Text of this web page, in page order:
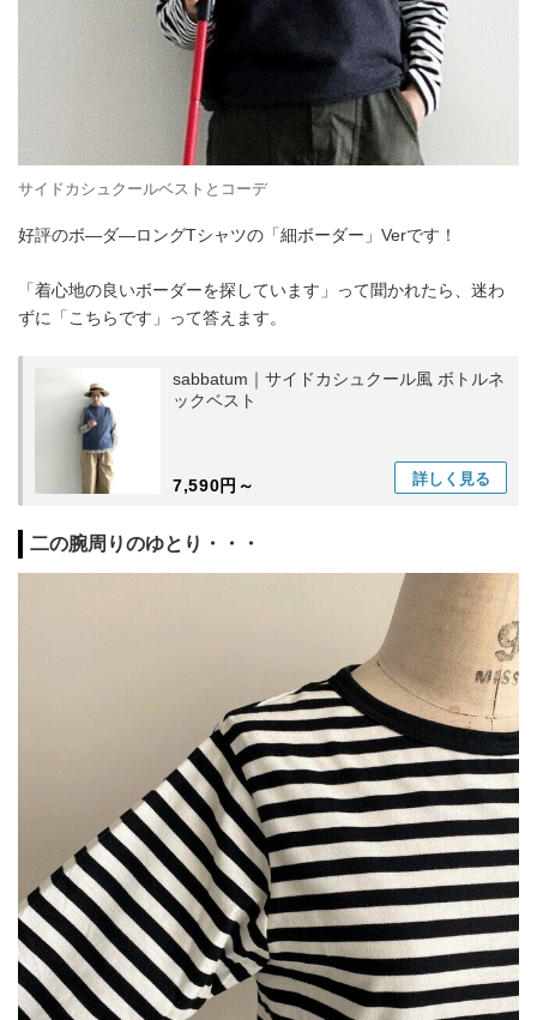
サイドカシュクールベストとコーデ
好評のボ―ダ―ロングTシャツの「細ボーダー」Verです！
「着心地の良いボーダーを探しています」って聞かれたら、迷わ
ずに「こちらです」って答えます。
sabbatum｜サイドカシュクール風 ボトルネ
ックベスト
7,590円～ 詳しく 見る
二の腕周りのゆとり・・・